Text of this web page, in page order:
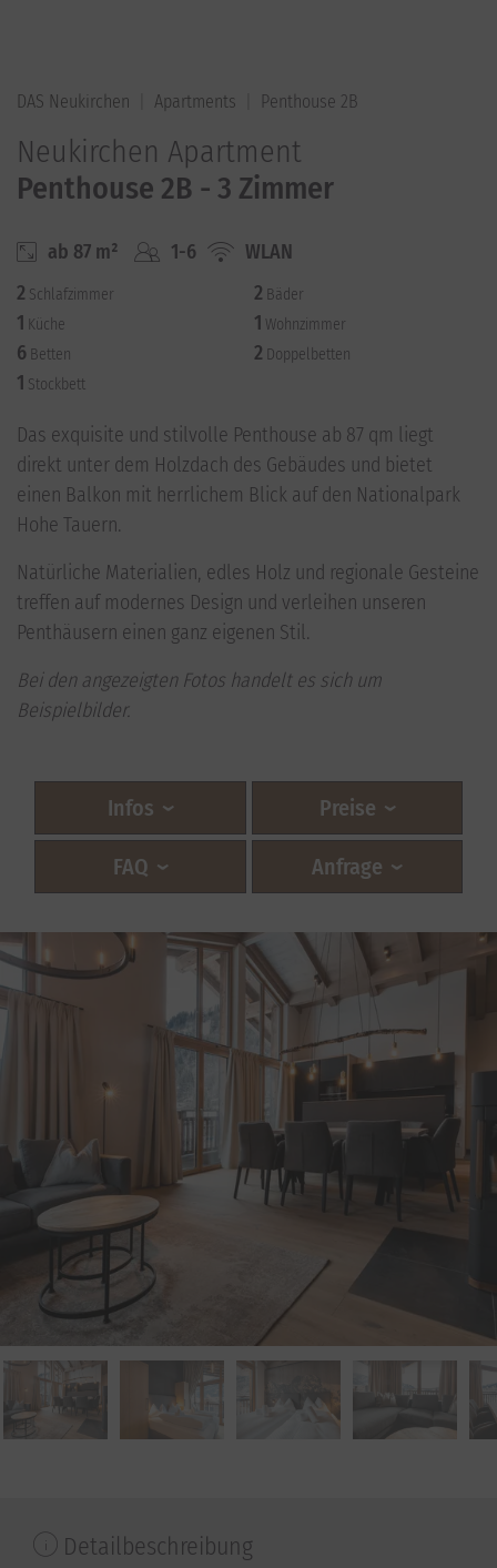
DAS Neukirchen Apartments Penthouse 2B
Neukirchen Apartment
Penthouse 2B - 3 Zimmer
ab 87 m² 1-6
WLAN
2 Schlafzimmer 2 Bäder
1 Küche 1 Wohnzimmer
6 Betten 2 Doppelbetten
1 Stockbett
Das exquisite und stilvolle Penthouse ab 87 qm liegt
direkt unter dem Holzdach des Gebäudes und bietet
einen Balkon mit herrlichem Blick auf den Nationalpark
Hohe Tauern.
Natürliche Materialien, edles Holz und regionale Gesteine
treffen auf modernes Design und verleihen unseren
Penthäusern einen ganz eigenen Stil.
Bei den angezeigten Fotos handelt es sich um
Beispielbilder.
Infos Preise
FAQ Anfrage
Detailbeschreibung